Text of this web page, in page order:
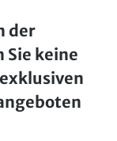
der
Sie keine